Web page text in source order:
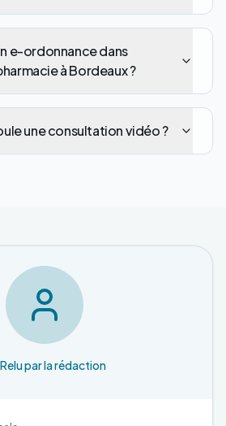
e-ordonnance dans
à Bordeaux ?
une consultation vidéo ?
Relu par la rédaction